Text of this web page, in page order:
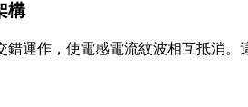
構
錯運作，使電感電流紋波相互抵消。